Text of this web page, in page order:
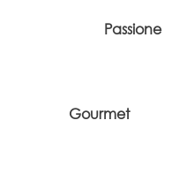
Passione
Gourmet